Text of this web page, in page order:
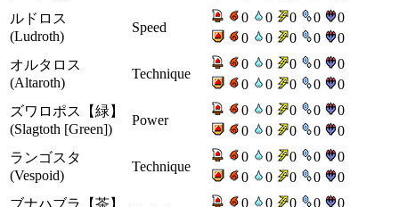
ルドロス
(Ludroth)
Speed
0 0 0 0
0
0
0 0 0
0
オルタロス
(Altaroth)
Technique
0 0 0 0
0
0
0 0 0
0
ズワロポス【緑】
(Slagtoth [Green])
Power
0 0 0 0
0
0
0 0 0
0
ランゴスタ
(Vespoid)
Technique
0 0 0 0
0
0
0 0 0
0
ブナハブラ【茶】
0 0 0 0
0